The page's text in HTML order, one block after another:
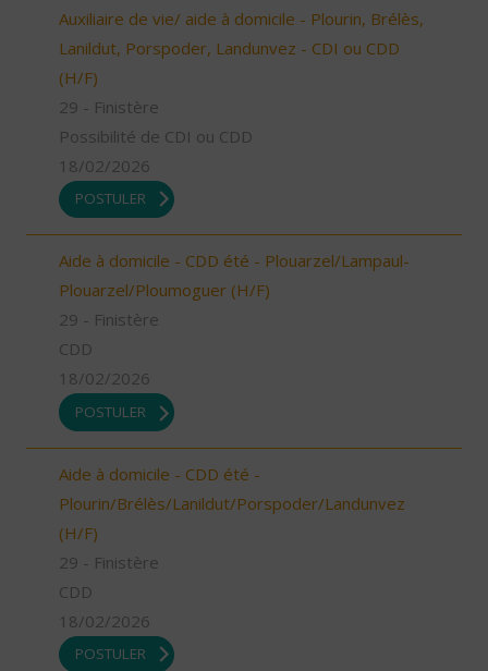
Auxiliaire de vie/ aide à domicile - Plourin, Brélès,
Lanildut, Porspoder, Landunvez - CDI ou CDD
(H/F)
29 - Finistère
Possibilité de CDI ou CDD
18/02/2026
POSTULER
Aide à domicile - CDD été - Plouarzel/Lampaul-
Plouarzel/Ploumoguer (H/F)
29 - Finistère
CDD
18/02/2026
POSTULER
Aide à domicile - CDD été -
Plourin/Brélès/Lanildut/Porspoder/Landunvez
(H/F)
29 - Finistère
CDD
18/02/2026
POSTULER